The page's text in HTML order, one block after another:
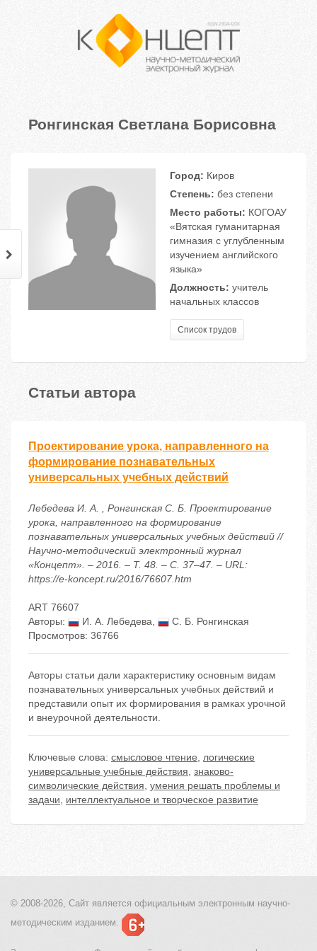
Ронгинская Светлана Борисовна
Город: Киров
Степень: без степени
Место работы: КОГОАУ
«Вятская гуманитарная
гимназия с углубленным
изучением английского
языка»
Должность: учитель
начальных классов
Список трудов
Статьи автора
Проектирование урока, направленного на
формирование познавательных
универсальных учебных действий
Лебедева И. А. , Ронгинская С. Б. Проектирование
урока, направленного на формирование
познавательных универсальных учебных действий //
Научно-методический электронный журнал
«Концепт». – 2016. – Т. 48. – С. 37–47. – URL:
https://e-koncept.ru/2016/76607.htm
ART 76607
Авторы:
И. А. Лебедева,
С. Б. Ронгинская
Просмотров: 36766
Авторы статьи дали характеристику основным видам
познавательных универсальных учебных действий и
представили опыт их формирования в рамках урочной
и внеурочной деятельности.
Ключевые слова: смысловое чтение, логические
универсальные учебные действия, знаково-
символические действия, умения решать проблемы и
задачи, интеллектуальное и творческое развитие
© 2008-2026, Сайт является официальным электронным научно-
методическим изданием.